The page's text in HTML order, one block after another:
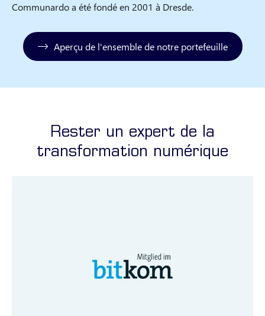
Communardo a été fondé en 2001 à Dresde.
Aperçu de l'ensemble de notre portefeuille
Rester un expert de la
transformation numérique